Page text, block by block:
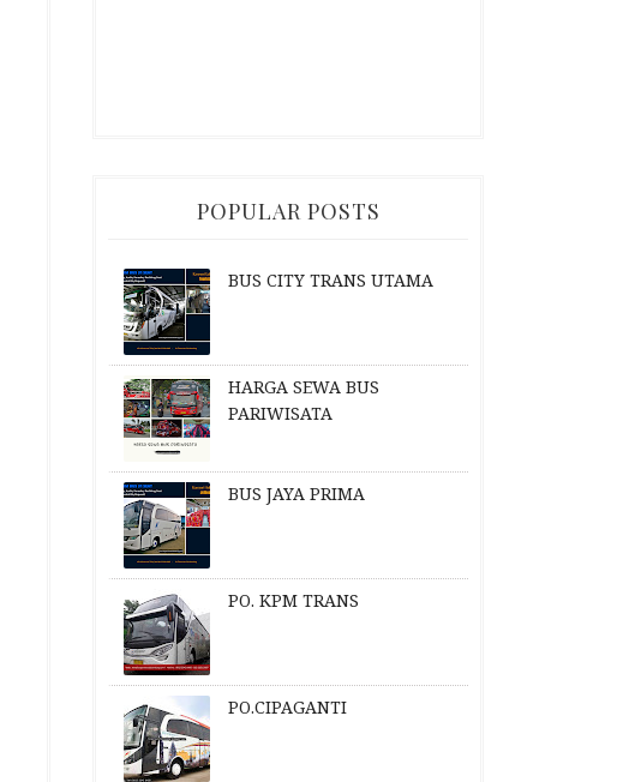
POPULAR POSTS
BUS CITY TRANS UTAMA
HARGA SEWA BUS
PARIWISATA
BUS JAYA PRIMA
PO. KPM TRANS
PO.CIPAGANTI